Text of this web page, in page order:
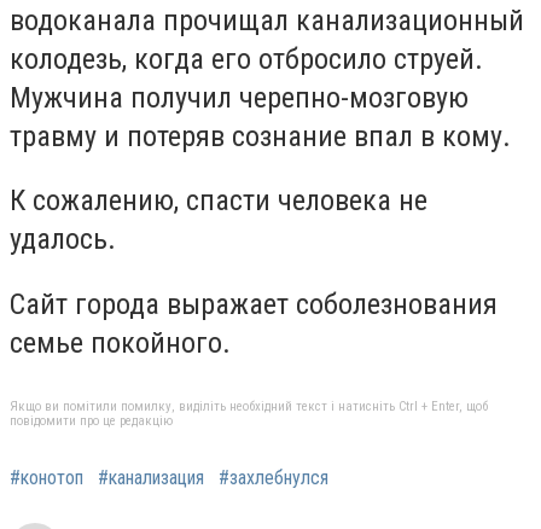
водоканала прочищал канализационный
колодезь, когда его отбросило струей.
Мужчина получил черепно-мозговую
травму и потеряв сознание впал в кому.
К сожалению, спасти человека не
удалось.
Сайт города выражает соболезнования
семье покойного.
Якщо ви помітили помилку, виділіть необхідний текст і натисніть Ctrl + Enter, щоб
повідомити про це редакцію
#конотоп #канализация #захлебнулся